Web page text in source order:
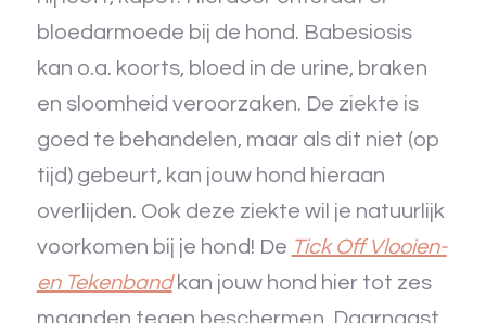
bloedarmoede bij de hond. Babesiosis
kan o.a. koorts, bloed in de urine, braken
en sloomheid veroorzaken. De ziekte is
goed te behandelen, maar als dit niet (op
tijd) gebeurt, kan jouw hond hieraan
overlijden. Ook deze ziekte wil je natuurlijk
voorkomen bij je hond! De Tick Off Vlooien-
en Tekenbandkan jouw hond hier tot zes
maanden tegen beschermen. Daarnaast